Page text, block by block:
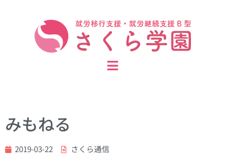
みもねる
2019-03-22 さくら通信